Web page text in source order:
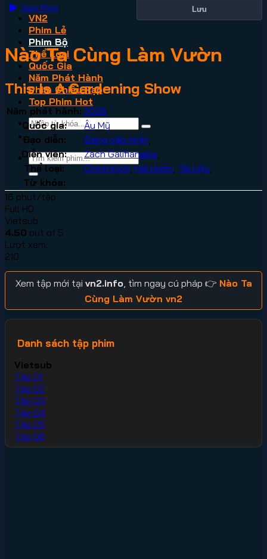
VN2
Phim Lẻ
Phim Bộ
Thể Loại
Quốc Gia
Năm Phát Hành
Phim Chiếu Rạp
Top Phim Hot
Xem Phim Lưu
Nào Ta Cùng Làm Vườn
This Is A Gardening Show
Năm phát hành: 2026
Quốc gia:
Âu Mỹ
Đạo diễn:
Đang cập nhật
Diễn viên:
Zach Galifianakis
Thể loại:
Chính Kịch,Hài Hước Tài Liệu
Từ khóa:
16 phút/tập
Full HD
Vietsub
4.50 out of 5
Lượt xem:
210
Xem tập mới tại vn2.info, tìm ngay cú pháp 👉 Nào Ta
Cùng Làm Vườn vn2
Danh sách tập phim
Vietsub
Tập 01
Tập 02
Tập 03
Tập 04
Tập 05
Tập 06